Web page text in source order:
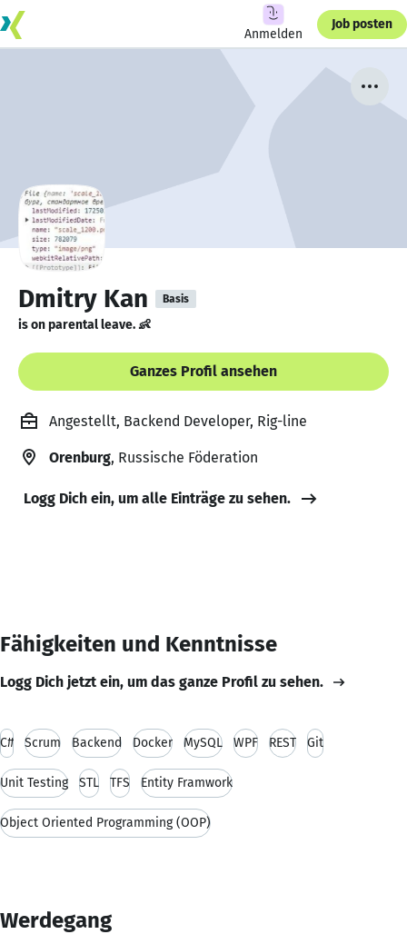
Anmelden
Job posten
Dmitry Kan Basis
is on parental leave. 👶
Ganzes Profil ansehen
Angestellt, Backend Developer, Rig-line
Orenburg, Russische Föderation
Logg Dich ein, um alle Einträge zu sehen.
Fähigkeiten und Kenntnisse
Logg Dich jetzt ein, um das ganze Profil zu sehen.
C# Scrum Backend Docker MySQL WPF REST Git
Unit Testing STL TFS Entity Framwork
Object Oriented Programming (OOP)
Werdegang